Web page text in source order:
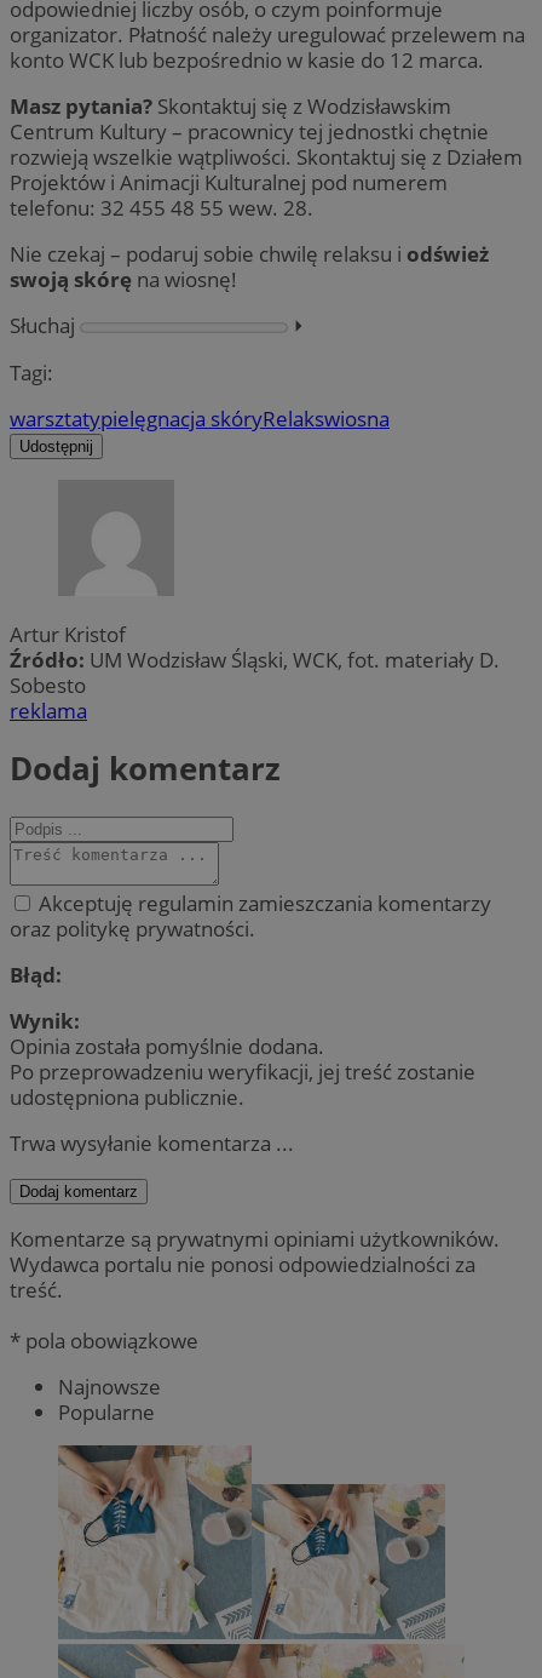
odpowiedniej liczby osób, o czym poinformuje
organizator. Płatność należy uregulować przelewem na
konto WCK lub bezpośrednio w kasie do 12 marca.
Masz pytania? Skontaktuj się z Wodzisławskim
Centrum Kultury – pracownicy tej jednostki chętnie
rozwieją wszelkie wątpliwości. Skontaktuj się z Działem
Projektów i Animacji Kulturalnej pod numerem
telefonu: 32 455 48 55 wew. 28.
Nie czekaj – podaruj sobie chwilę relaksu i odśwież
swoją skórę na wiosnę!
Słuchaj
⏵︎
Tagi:
warsztatypielęgnacja skóryRelakswiosna
Udostępnij
Artur Kristof
Źródło: UM Wodzisław Śląski, WCK, fot. materiały D.
Sobesto
reklama
Dodaj komentarz
Akceptuję regulamin zamieszczania komentarzy
oraz politykę prywatności.
Błąd:
Wynik:
Opinia została pomyślnie dodana.
Po przeprowadzeniu weryfikacji, jej treść zostanie
udostępniona publicznie.
Trwa wysyłanie komentarza ...
Dodaj komentarz
Komentarze są prywatnymi opiniami użytkowników.
Wydawca portalu nie ponosi odpowiedzialności za
treść.
* pola obowiązkowe
Najnowsze
Popularne